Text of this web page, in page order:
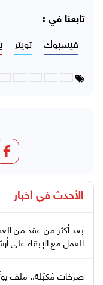
تابعنا في :
فيسبوك تويتر
الأحدث في أخبار
بعد أكثر من عقد من
العمل مع الإبقاء على
صرخات مُكبّلة.. ملف